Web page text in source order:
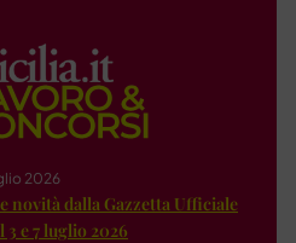
2026
novità dalla Gazzetta Ufficiale
e 7 luglio 2026